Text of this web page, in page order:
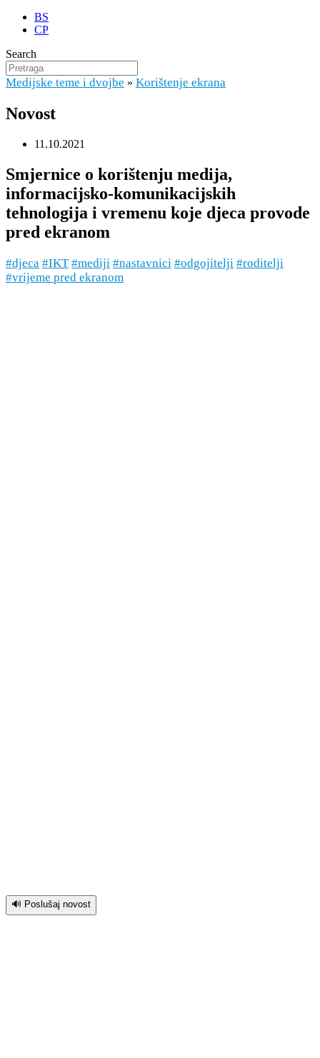
BS
CP
Search
Medijske teme i dvojbe » Korištenje ekrana
Novost
11.10.2021
Smjernice o korištenju medija,
informacijsko-komunikacijskih
tehnologija i vremenu koje djeca provode
pred ekranom
#djeca #IKT #mediji #nastavnici #odgojitelji #roditelji
#vrijeme pred ekranom
🔊 Poslušaj novost